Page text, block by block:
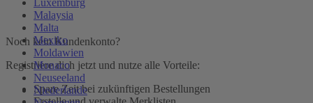
Luxemburg
Malaysia
Malta
Mexiko
Moldawien
Monaco
Neuseeland
Niederlande
Noch kein Kundenkonto?
Registriere dich jetzt und nutze alle Vorteile:
Spare Zeit bei zukünftigen Bestellungen